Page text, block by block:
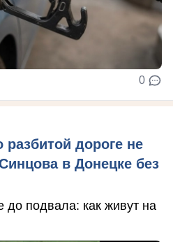
0
дороге не
в Донецке без
до подвала: как живут на